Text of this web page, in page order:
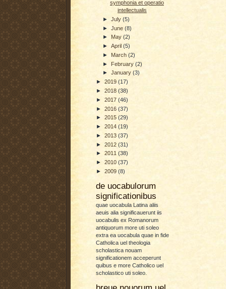
symphonia et operatio
intellectualis
►July(5)
►June(8)
► May(2)
►April(5)
►March(2)
►February(2)
►January(3)
► 2019 (17)
► 2018 (38)
► 2017 (46)
► 2016 (37)
► 2015 (29)
► 2014 (19)
► 2013 (37)
► 2012 (31)
► 2011 (38)
► 2010 (37)
► 2009 (8)
de uocabulorum
significationibus
quae uocabula Latina aliis
aeuis alia significauerunt iis
uocabulis ex Romanorum
antiquorum more uti soleo
extra ea uocabula quae in fide
Catholica uel theologia
scholastica nouam
significationem acceperunt
quibus e more Catholico uel
scholastico uti soleo.